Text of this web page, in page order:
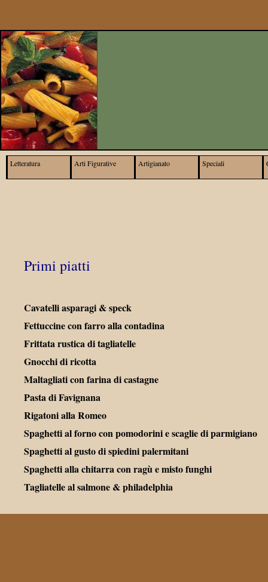
Primi piatti
Cavatelli asparagi & speck
Fettuccine con farro alla contadina
Frittata rustica di tagliatelle
Gnocchi di ricotta
Maltagliati con farina di castagne
Pasta di Favignana
Rigatoni alla Romeo
Spaghetti al forno con pomodorini e scaglie di parmigiano
Spaghetti al gusto di spiedini palermitani
Spaghetti alla chitarra con ragù e misto funghi
Tagliatelle al salmone & philadelphia
Letteratura Arti Figurative Artigianato Speciali